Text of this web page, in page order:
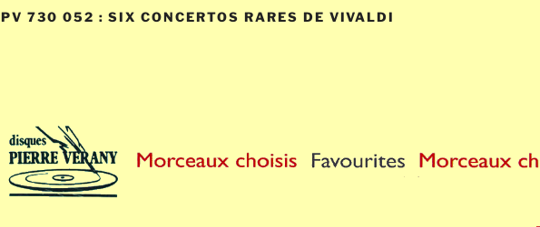
PV 730 052 : SIX CONCERTOS RARES DE VIVALDI